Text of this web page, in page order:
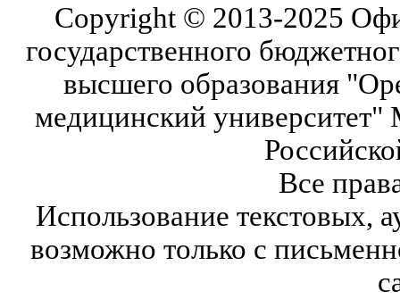
Copyright © 2013-2025
государственного
высшего образования
медицинский университет"
Все
Использование текстовых,
возможно только с